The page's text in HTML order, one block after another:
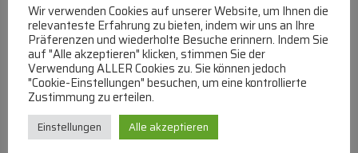
339112101 Arm Eject Safety
Freigabehebel
lieferbar innerhalb von 4 Wochen
€18,12
Wir verwenden Cookies auf unserer Website, um Ihnen die
relevanteste Erfahrung zu bieten, indem wir uns an Ihre
Präferenzen und wiederholte Besuche erinnern. Indem Sie
auf "Alle akzeptieren" klicken, stimmen Sie der
Verwendung ALLER Cookies zu. Sie können jedoch
"Cookie-Einstellungen" besuchen, um eine kontrollierte
Zustimmung zu erteilen.
Einstellungen Alle akzeptieren